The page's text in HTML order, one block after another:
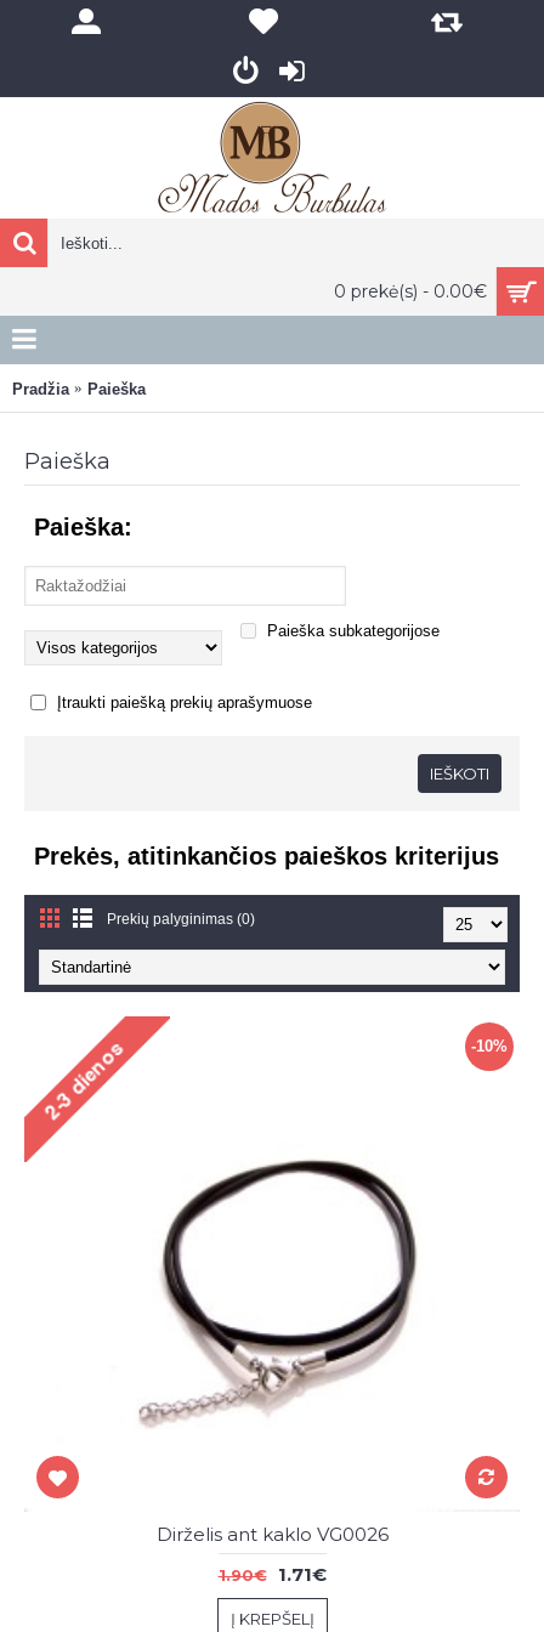
0 prekė(s) - 0.00€
Pradžia Paieška
Paieška
Paieška:
Paieška subkategorijose
Įtraukti paiešką prekių aprašymuose
Prekės, atitinkančios paieškos kriterijus
Prekių palyginimas (0)
-10%
Dirželis ant kaklo VG0026
1.90€ 1.71€
Į KREPŠELĮ